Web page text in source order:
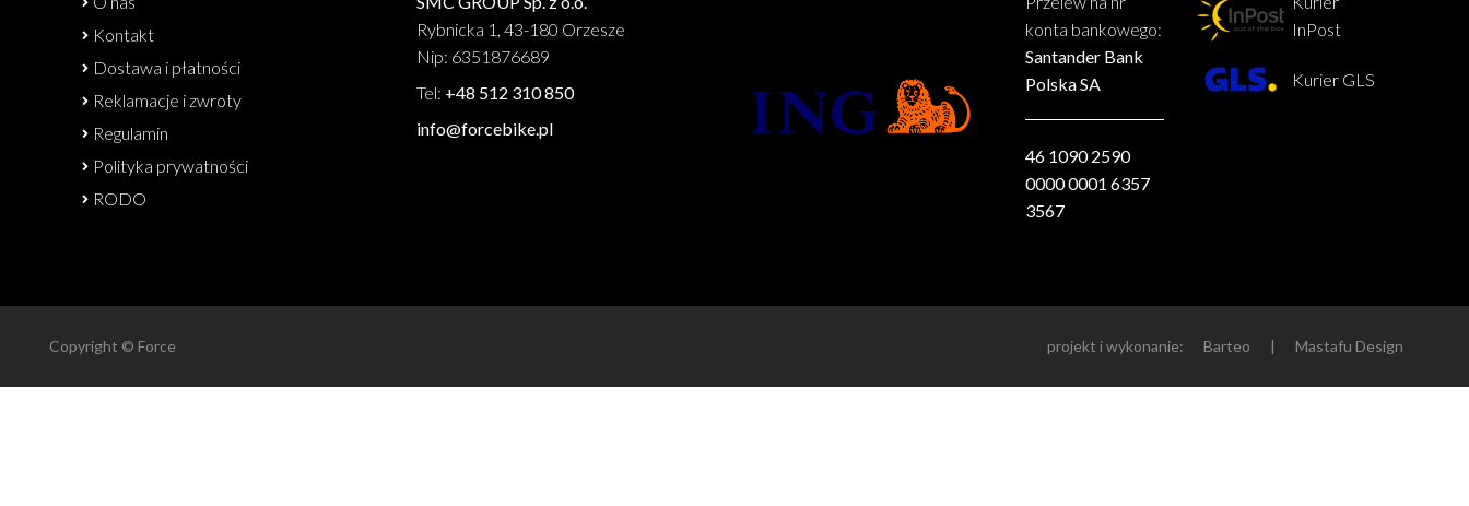
Kontakt
Dostawa i płatności
Reklamacje i zwroty
Regulamin
Polityka prywatności
RODO
Rybnicka 1, 43-180 Orzesze
Nip: 6351876689
Tel: +48 512 310 850
info@forcebike.pl
konta bankowego:
Santander Bank
Polska SA
46 1090 2590
0000 0001 6357
3567
InPost
Kurier GLS
Copyright © Force projekt i wykonanie: Barteo | Mastafu Design